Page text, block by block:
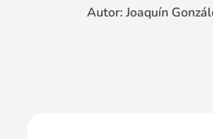
Autor: Joaquín